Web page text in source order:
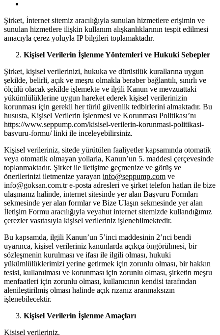
Şirket, İnternet sitemiz aracılığıyla sunulan hizmetlere erişimin ve
sunulan hizmetlere ilişkin kullanım alışkanlıklarının tespit edilmesi
amacıyla çerez yoluyla IP bilgileri toplamaktadır.
Kişisel Verilerin İşlenme Yöntemleri ve Hukuki Sebepler
Şirket, kişisel verilerinizi, hukuka ve dürüstlük kurallarına uygun
şekilde, belirli, açık ve meşru olmakla beraber bağlantılı, sınırlı ve
ölçülü olacak şekilde işlemekte ve ilgili Kanun ve mevzuattaki
yükümlülüklerine uygun hareket ederek kişisel verilerinizin
korunması için gerekli her türlü güvenlik tedbirlerini almaktadır. Bu
hususta, Kişisel Verilerin İşlenmesi ve Korunması Politikası’nı
https://www.seppump.com/kisisel-verilerin-korunmasi-politikasi-
basvuru-formu/ linki ile inceleyebilirsiniz.
Kişisel verileriniz, sitede yürütülen faaliyetler kapsamında otomatik
veya otomatik olmayan yollarla, Kanun’un 5. maddesi çerçevesinde
toplanmaktadır. Şirket ile iletişime geçmenize ve görüş ve
önerilerinizi iletmenize yarayan info@seppump.com ve
info@goksan.com.tr e-posta adresleri ve şirket telefon hatları ile bize
ulaşmanız halinde, internet sitesinde yer alan Başvuru Formları
sekmesinde yer alan formlar ve Bize Ulaşın sekmesinde yer alan
İletişim Formu aracılığıyla veyahut internet sitemizde kullandığımız
çerezler vasıtasıyla kişisel verileriniz işlenebilmektedir.
Bu kapsamda, ilgili Kanun’un 5’inci maddesinin 2’nci bendi
uyarınca, kişisel verileriniz kanunlarda açıkça öngörülmesi, bir
sözleşmenin kurulması ve ifası ile ilgili olması, hukuki
yükümlülüklerimizi yerine getirmek için zorunlu olması, bir hakkın
tesisi, kullanılması ve korunması için zorunlu olması, şirketin meşru
menfaatleri için zorunlu olması, kullanıcının kendisi tarafından
alenileştirilmiş olması halinde açık rızanız aranmaksızın
işlenebilecektir.
Kişisel Verilerin İşlenme Amaçları
Kişisel verileriniz,